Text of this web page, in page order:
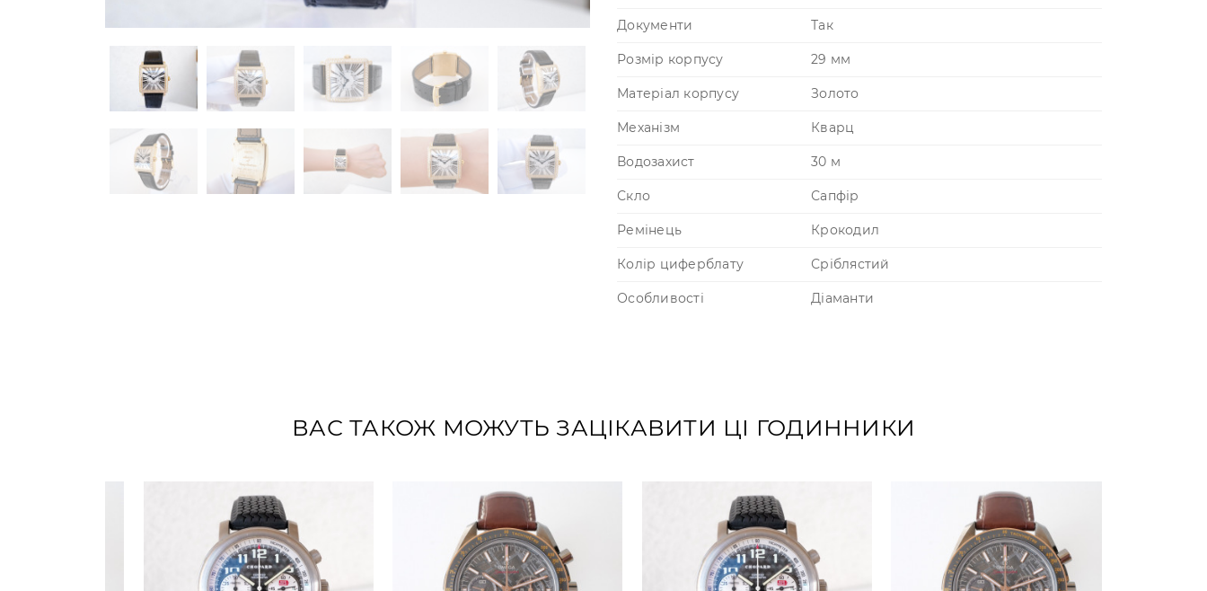
Документи Так
Розмір корпусу 29 мм
Матеріал корпусу Золото
Механізм Кварц
Водозахист 30 м
Скло Сапфір
Ремінець Крокодил
Колір циферблату Сріблястий
Особливості Діаманти
ВАС ТАКОЖ МОЖУТЬ ЗАЦІКАВИТИ ЦІ ГОДИННИКИ